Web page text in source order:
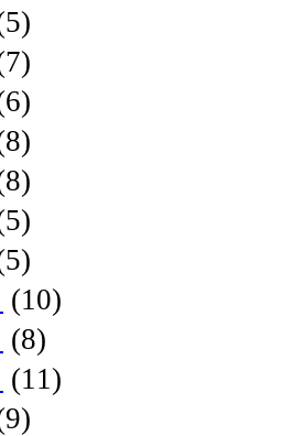
(10)
(8)
(11)